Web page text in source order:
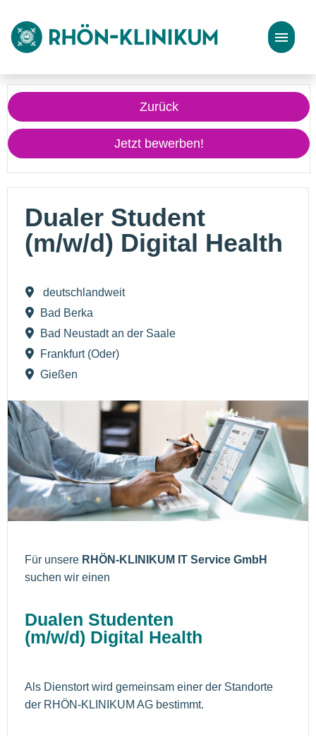
Stellenangebote
Bewerbungstipps
Zurück
Jetzt bewerben!
Dualer Student
(m/w/d) Digital Health
deutschlandweit
Bad Berka
Bad Neustadt an der Saale
Frankfurt (Oder)
Gießen
Für unsere RHÖN-KLINIKUM IT Service GmbH
suchen wir einen
Dualen Studenten
(m/w/d) Digital Health
Als Dienstort wird gemeinsam einer der Standorte
der RHÖN-KLINIKUM AG bestimmt.